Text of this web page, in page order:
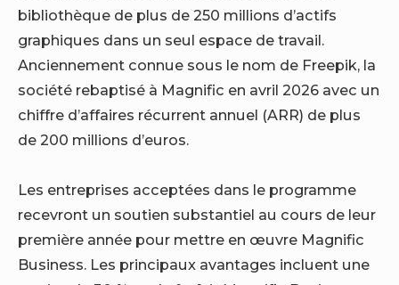
bibliothèque de plus de 250 millions d’actifs
graphiques dans un seul espace de travail.
Anciennement connue sous le nom de Freepik, la
société rebaptisé à Magnific en avril 2026 avec un
chiffre d’affaires récurrent annuel (ARR) de plus
de 200 millions d’euros.
Les entreprises acceptées dans le programme
recevront un soutien substantiel au cours de leur
première année pour mettre en œuvre Magnific
Business. Les principaux avantages incluent une